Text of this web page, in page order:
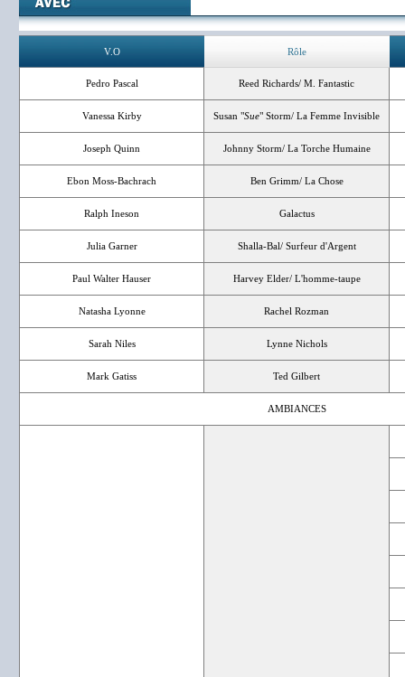
V.O Rôle
Pedro Pascal Reed Richards/ M. Fantastic
Vanessa Kirby Susan "Sue" Storm/ La Femme Invisible
Joseph Quinn Johnny Storm/ La Torche Humaine
Ebon Moss-Bachrach Ben Grimm/ La Chose
Ralph Ineson Galactus
Julia Garner Shalla-Bal/ Surfeur d'Argent
Paul Walter Hauser Harvey Elder/ L'homme-taupe
Natasha Lyonne Rachel Rozman
Sarah Niles Lynne Nichols
Mark Gatiss Ted Gilbert
AMBIANCES